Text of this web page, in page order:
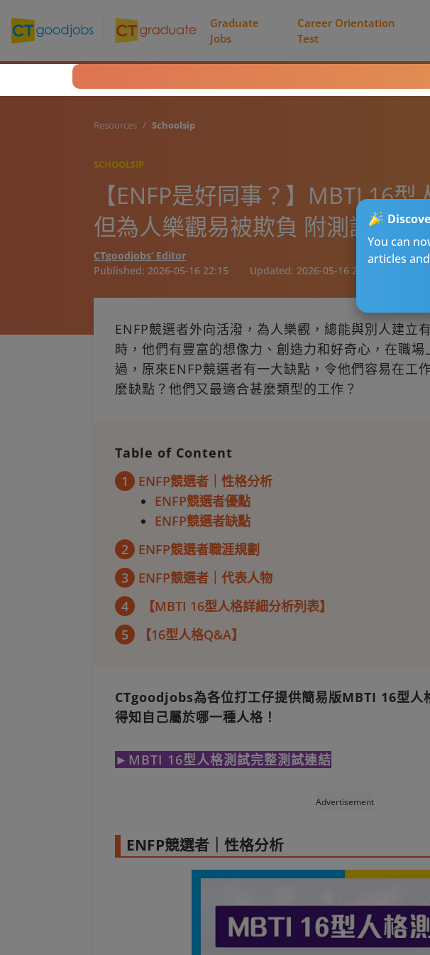
Graduate
Jobs
Career Orientation
Test
You can
articles
Resources Schoolsip
SCHOOLSIP
【ENFP是好同事？】MBTI 16
但為人樂觀易被欺負 附測試連
CTgoodjobs’ Editor
Published: 2026-05-16 22:15 Updated: 2026-05-16 22:15
ENFP競選者外向活潑，為人樂觀，總能與別人建立
時，他們有豐富的想像力、創造力和好奇心，在職
過，原來ENFP競選者有一大缺點，令他們容易在工
麼缺點？他們又最適合甚麼類型的工作？
Table of Content
1
ENFP競選者｜性格分析
ENFP競選者優點
ENFP競選者缺點
2
ENFP競選者職涯規劃
3
ENFP競選者｜代表人物
4
【MBTI 16型人格詳細分析列表】
5
【16型人格Q&A】
CTgoodjobs為各位打工仔提供簡易版MBTI 16型人
得知自己屬於哪一種人格！
►MBTI 16型人格測試完整測試連結
Advertisement
ENFP競選者｜性格分析